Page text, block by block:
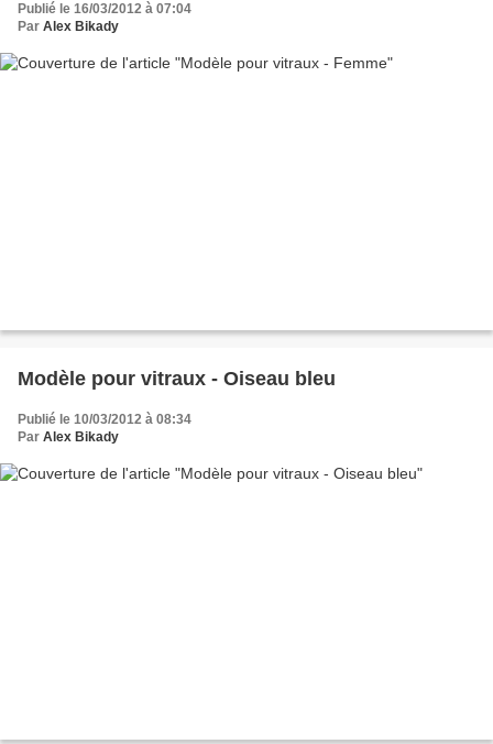
Publié le 16/03/2012 à 07:04
Par Alex Bikady
Modèle pour vitraux - Oiseau bleu
Publié le 10/03/2012 à 08:34
Par Alex Bikady